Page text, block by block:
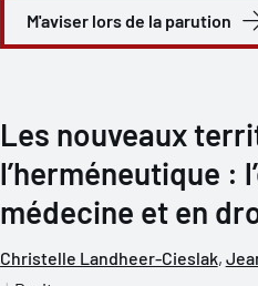
M'aviser lors de la parution
Les nouveaux
l’herméneutique :
médecine et en
Christelle Landheer-Cieslak,